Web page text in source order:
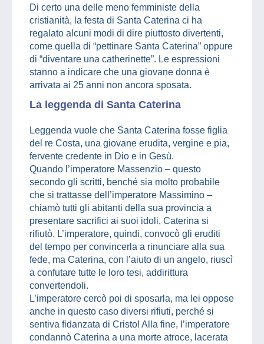
Di certo una delle meno femministe della
cristianità, la festa di Santa Caterina ci ha
regalato alcuni modi di dire piuttosto divertenti,
come quella di “pettinare Santa Caterina” oppure
di “diventare una catherinette”. Le espressioni
stanno a indicare che una giovane donna è
arrivata ai 25 anni non ancora sposata.
La leggenda di Santa Caterina
Leggenda vuole che Santa Caterina fosse figlia
del re Costa, una giovane erudita, vergine e pia,
fervente credente in Dio e in Gesù.
Quando l’imperatore Massenzio – questo
secondo gli scritti, benché sia molto probabile
che si trattasse dell’imperatore Massimino –
chiamò tutti gli abitanti della sua provincia a
presentare sacrifici ai suoi idoli, Caterina si
rifiutò. L’imperatore, quindi, convocò gli eruditi
del tempo per convincerla a rinunciare alla sua
fede, ma Caterina, con l’aiuto di un angelo, riuscì
a confutare tutte le loro tesi, addirittura
convertendoli.
L’imperatore cercò poi di sposarla, ma lei oppose
anche in questo caso diversi rifiuti, perché si
sentiva fidanzata di Cristo! Alla fine, l’imperatore
condannò Caterina a una morte atroce, lacerata